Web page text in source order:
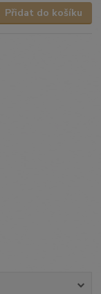
Přidat do košíku